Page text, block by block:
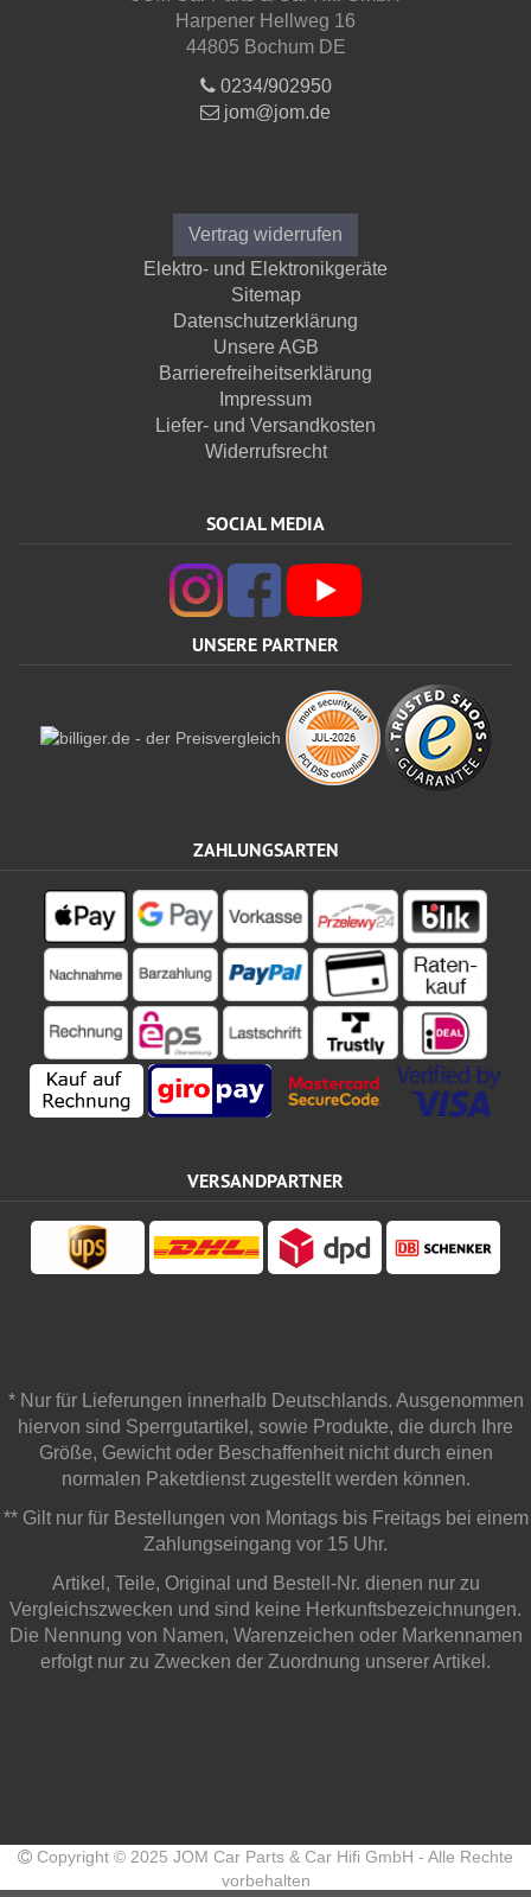
Harpener Hellweg 16
44805 Bochum DE
0234/902950
jom@jom.de
Vertrag widerrufen
Elektro- und Elektronikgeräte
Sitemap
Datenschutzerklärung
Unsere AGB
Barrierefreiheitserklärung
Impressum
Liefer- und Versandkosten
Widerrufsrecht
SOCIAL MEDIA
UNSERE PARTNER
ZAHLUNGSARTEN
VERSANDPARTNER
* Nur für Lieferungen innerhalb Deutschlands. Ausgenommen
hiervon sind Sperrgutartikel, sowie Produkte, die durch Ihre
Größe, Gewicht oder Beschaffenheit nicht durch einen
normalen Paketdienst zugestellt werden können.
** Gilt nur für Bestellungen von Montags bis Freitags bei einem
Zahlungseingang vor 15 Uhr.
Artikel, Teile, Original und Bestell-Nr. dienen nur zu
Vergleichszwecken und sind keine Herkunftsbezeichnungen.
Die Nennung von Namen, Warenzeichen oder Markennamen
erfolgt nur zu Zwecken der Zuordnung unserer Artikel.
Copyright © 2025 JOM Car Parts & Car Hifi GmbH - Alle Rechte
vorbehalten